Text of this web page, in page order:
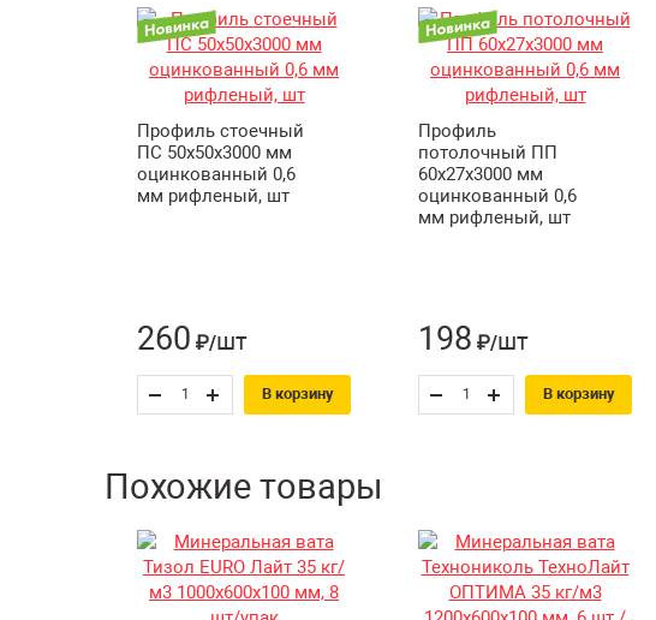
Профиль стоечный
ПС 50х50х3000 мм
оцинкованный 0,6
мм рифленый, шт
260 ₽/шт
В корзину
Профиль
потолочный ПП
60х27х3000 мм
оцинкованный 0,6
мм рифленый, шт
198 ₽/шт
В корзину
Похожие товары